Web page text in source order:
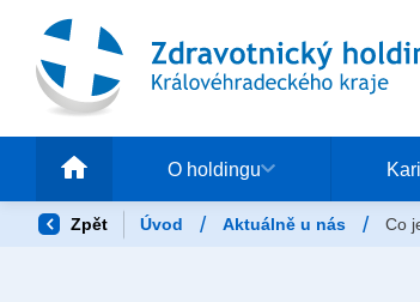
O holdingu
Zpět Úvod / Aktuálně u nás / Co